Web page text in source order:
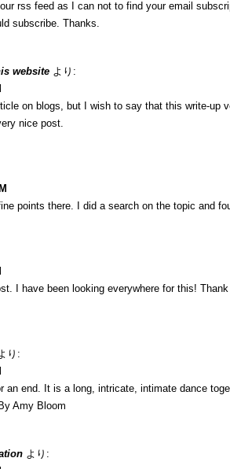
rss feed as I can not to find your email
subscribe. Thanks.
website より:
on blogs, but I wish to say that this write-
nice post.
points there. I did a search on the topic and
I have been looking everywhere for this!
り:
an end. It is a long, intricate, intimate dance
Amy Bloom
より: